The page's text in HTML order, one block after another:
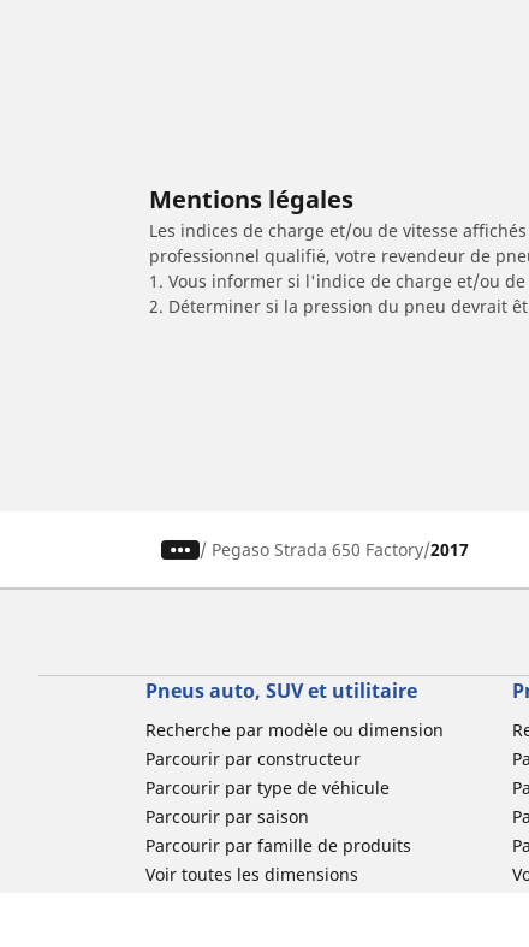
Mentions légales
Les indices de charge et/ou de vitesse
professionnel qualifié, votre revendeur de
1. Vous informer si l'indice de charge et/ou
2. Déterminer si la pression du pneu devrait
/ Pegaso Strada 650 Factory 2017
Pneus auto, SUV et utilitaire
Recherche par modèle ou dimension
Parcourir par constructeur
Parcourir par type de véhicule
Parcourir par saison
Parcourir par famille de produits
Voir toutes les dimensions